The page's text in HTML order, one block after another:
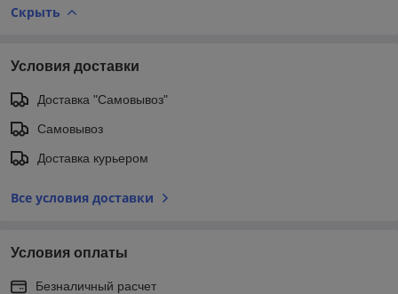
Скрыть
Условия доставки
Доставка "Самовывоз"
Самовывоз
Доставка курьером
Все условия доставки
Условия оплаты
Безналичный расчет